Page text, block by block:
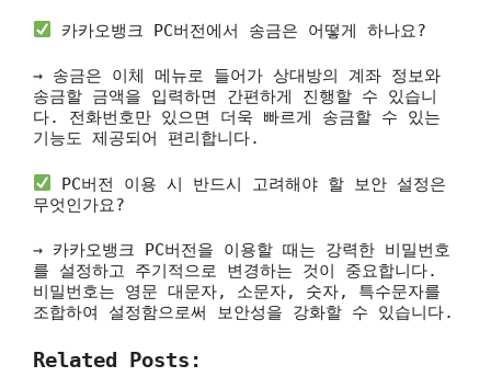
카카오뱅크 PC버전에서 송금은 어떻게 하나요?
→ 송금은 이체 메뉴로 들어가 상대방의 계좌 정보와
송금할 금액을 입력하면 간편하게 진행할 수 있습니
다. 전화번호만 있으면 더욱 빠르게 송금할 수 있는
기능도 제공되어 편리합니다.
PC버전 이용 시 반드시 고려해야 할 보안 설정은
무엇인가요?
→ 카카오뱅크 PC버전을 이용할 때는 강력한 비밀번호
를 설정하고 주기적으로 변경하는 것이 중요합니다.
비밀번호는 영문 대문자, 소문자, 숫자, 특수문자를
조합하여 설정함으로써 보안성을 강화할 수 있습니다.
Related Posts: